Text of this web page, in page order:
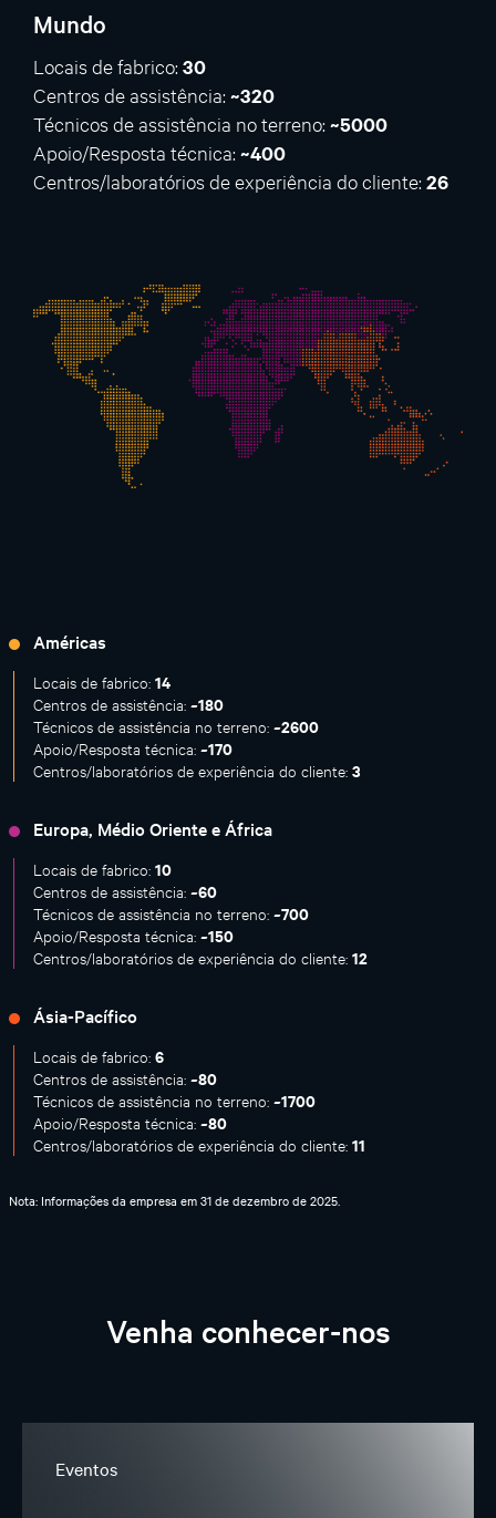
Mundo
Locais de fabrico: 30
Centros de assistência: ~320
Técnicos de assistência no terreno: ~5000
Apoio/Resposta técnica: ~400
Centros/laboratórios de experiência do cliente: 26
Américas
Locais de fabrico: 14
Centros de assistência: ~180
Técnicos de assistência no terreno: ~2600
Apoio/Resposta técnica: ~170
Centros/laboratórios de experiência do cliente: 3
Europa, Médio Oriente e África
Locais de fabrico: 10
Centros de assistência: ~60
Técnicos de assistência no terreno: ~700
Apoio/Resposta técnica: ~150
Centros/laboratórios de experiência do cliente: 12
Ásia-Pacífico
Locais de fabrico: 6
Centros de assistência: ~80
Técnicos de assistência no terreno: ~1700
Apoio/Resposta técnica: ~80
Centros/laboratórios de experiência do cliente: 11
Nota: Informações da empresa em 31 de dezembro de 2025.
Venha conhecer-nos
Eventos